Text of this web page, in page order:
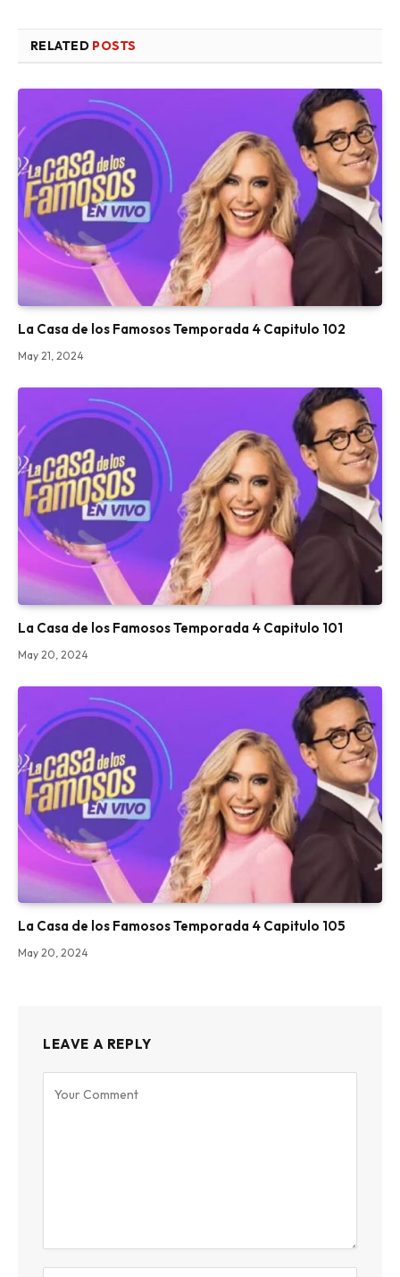
RELATED POSTS
La Casa de los Famosos Temporada 4 Capitulo 102
May 21, 2024
La Casa de los Famosos Temporada 4 Capitulo 101
May 20, 2024
La Casa de los Famosos Temporada 4 Capitulo 105
May 20, 2024
LEAVE A REPLY